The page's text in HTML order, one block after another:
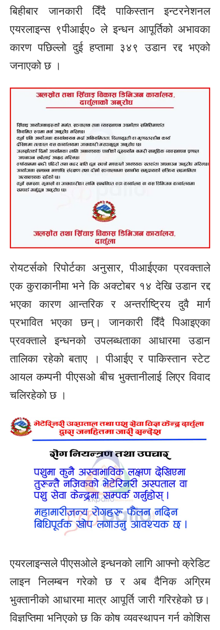
बिहीबार जानकारी दिँदै पाकिस्तान इन्टरनेशनल
एयरलाइन्स ९पीआईए० ले इन्धन आपूर्तिको अभावका
कारण पछिल्लो दुई हप्तामा ३४९ उडान रद्द भएको
जनाएको छ ।
रोयटर्सको रिपोर्टका अनुसार, पीआईएका प्रवक्ताले
एक कुराकानीमा भने कि अक्टोबर १४ देखि उडान रद्द
भएका कारण आन्तरिक र अन्तर्राष्ट्रिय दुवै मार्ग
प्रभावित भएका छन्। जानकारी दिँदै पिआइएका
प्रवक्ताले इन्धनको उपलब्धताका आधारमा उडान
तालिका रहेको बताए । पीआईए र पाकिस्तान स्टेट
आयल कम्पनी पीएसओ बीच भुक्तानीलाई लिएर विवाद
चलिरहेको छ ।
एयरलाइन्सले पीएसओले इन्धनको लागि आफ्नो क्रेडिट
लाइन निलम्बन गरेको छ र अब दैनिक अग्रिम
भुक्तानीको आधारमा मात्र आपूर्ति जारी गरिरहेको छ।
विज्ञप्तिमा भनिएको छ कि कोष व्यवस्थापन गर्न कोशिस